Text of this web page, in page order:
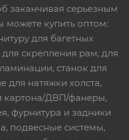
заканчивая серьезным
можете купить оптом:
для багетных
скрепления рам, для
станок для
для натяжки холста,
картона/ДВП/фанеры,
фурнитура и задники
подвесные системы,